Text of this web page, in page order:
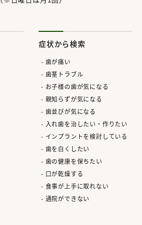
症状から検索
歯が痛い
歯茎トラブル
お子様の歯が気になる
親知らずが気になる
歯並びが気になる
入れ歯を治したい・作りたい
インプラントを検討している
歯を白くしたい
歯の健康を保ちたい
口が乾燥する
食事が上手に取れない
通院ができない